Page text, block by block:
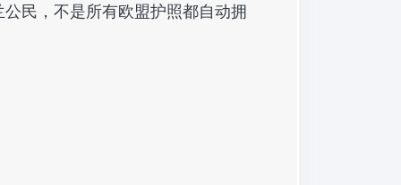
民，不是所有欧盟护照都自动拥